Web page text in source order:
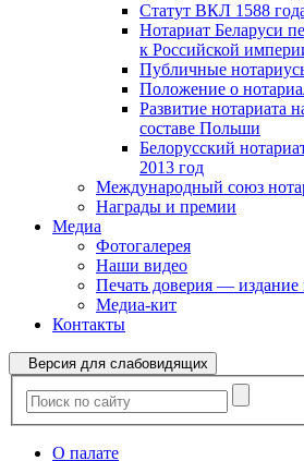
Статут ВКЛ 1588
Нотариат Беларуси
к Российской
Публичные
Положение о
Развитие нотариата
составе Польши
Белорусский
2013 год
Международный союз
Награды и премии
Медиа
Фотогалерея
Наши видео
Печать доверия — издание
Медиа-кит
Контакты
Версия для слабовидящих
О палате